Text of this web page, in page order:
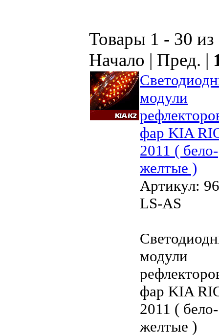
Товары 1 - 30 из
Начало | Пред. |
модули
фар KIA
2011 ( бело-
желтые )
Артикул:
LS-AS
модули
фар KIA
2011 ( бело-
желтые )